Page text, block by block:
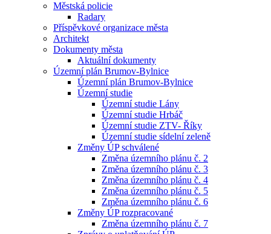
Městská policie
Radary
Příspěvkové organizace města
Architekt
Dokumenty města
Aktuální dokumenty
Územní plán Brumov-Bylnice
Územní plán Brumov-Bylnice
Územní studie
Územní studie Lány
Územní studie Hrbáč
Územní studie ZTV- Říky
Územní studie sídelní zeleně
Změny ÚP schválené
Změna územního plánu č. 2
Změna územního plánu č. 3
Změna územního plánu č. 4
Změna územního plánu č. 5
Změna územního plánu č. 6
Změny ÚP rozpracované
Změna územního plánu č. 7